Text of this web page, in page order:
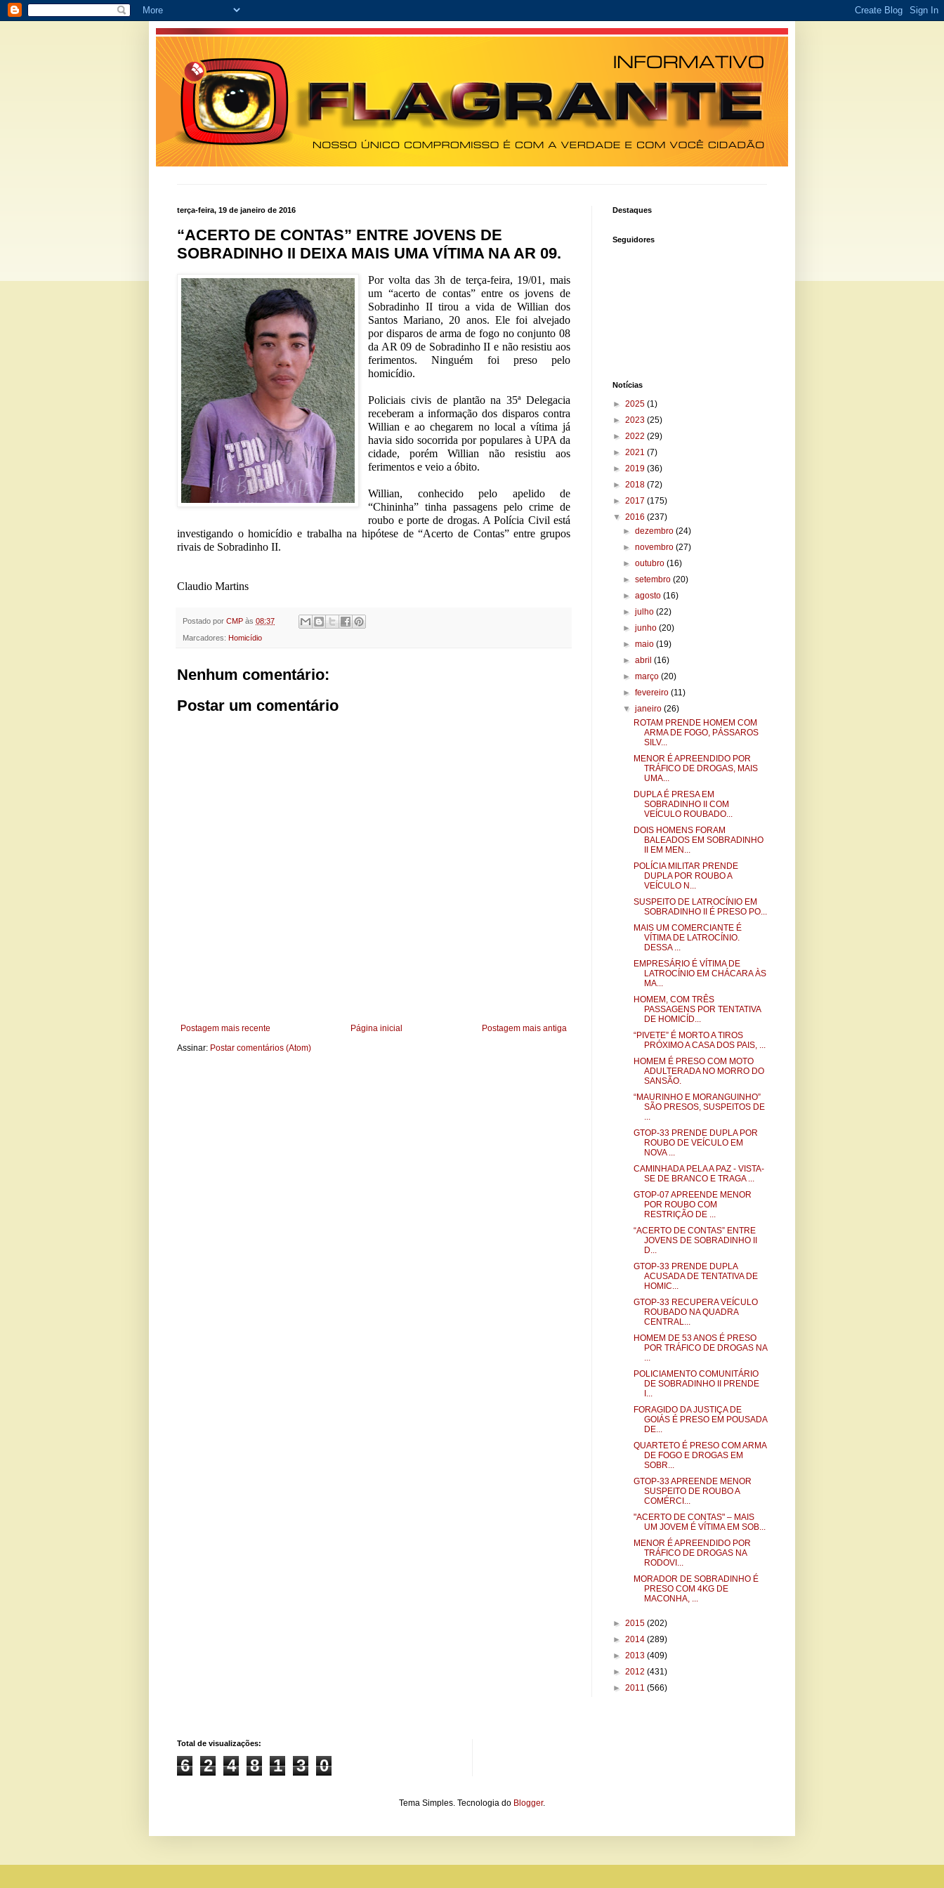
terça-feira, 19 de janeiro de 2016
“ACERTO DE CONTAS” ENTRE JOVENS DE
SOBRADINHO II DEIXA MAIS UMA VÍTIMA NA AR 09.
Por volta das 3h de terça-feira, 19/01, mais
um “acerto de contas” entre os jovens de
Sobradinho II tirou a vida de Willian dos
Santos Mariano, 20 anos. Ele foi alvejado
por disparos de arma de fogo no conjunto 08
da AR 09 de Sobradinho II e não resistiu aos
ferimentos. Ninguém foi preso pelo
homicídio.
Policiais civis de plantão na 35ª Delegacia
receberam a informação dos disparos contra
Willian e ao chegarem no local a vítima já
havia sido socorrida por populares à UPA da
cidade, porém Willian não resistiu aos
ferimentos e veio a óbito.
Willian, conhecido pelo apelido de
“Chininha” tinha passagens pelo crime de
roubo e porte de drogas. A Polícia Civil está
investigando o homicídio e trabalha na hipótese de “Acerto de Contas” entre grupos
rivais de Sobradinho II.
Claudio Martins
Postado por CMP às 08:37
Marcadores: Homicídio
Nenhum comentário:
Postar um comentário
Postagem mais recente Postagem mais antiga
Página inicial
Assinar: Postar comentários (Atom)
Destaques
Seguidores
Notícias
► 2025 (1)
► 2023 (25)
► 2022 (29)
► 2021 (7)
► 2019 (36)
► 2018 (72)
► 2017 (175)
▼ 2016 (237)
►dezembro(24)
►novembro(27)
►outubro(16)
►setembro(20)
►agosto(16)
►julho(22)
►junho(20)
►maio(19)
►abril(16)
►março(20)
►fevereiro(11)
▼janeiro(26)
ROTAM PRENDE HOMEM COM
ARMA DE FOGO, PÁSSAROS
SILV...
MENOR É APREENDIDO POR
TRÁFICO DE DROGAS, MAIS
UMA...
DUPLA É PRESA EM
SOBRADINHO II COM
VEÍCULO ROUBADO...
DOIS HOMENS FORAM
BALEADOS EM SOBRADINHO
II EM MEN...
POLÍCIA MILITAR PRENDE
DUPLA POR ROUBO A
VEÍCULO N...
SUSPEITO DE LATROCÍNIO EM
SOBRADINHO II É PRESO PO...
MAIS UM COMERCIANTE É
VÍTIMA DE LATROCÍNIO.
DESSA ...
EMPRESÁRIO É VÍTIMA DE
LATROCÍNIO EM CHÁCARA ÀS
MA...
HOMEM, COM TRÊS
PASSAGENS POR TENTATIVA
DE HOMICÍD...
“PIVETE” É MORTO A TIROS
PRÓXIMO A CASA DOS PAIS, ...
HOMEM É PRESO COM MOTO
ADULTERADA NO MORRO DO
SANSÃO.
“MAURINHO E MORANGUINHO”
SÃO PRESOS, SUSPEITOS DE
...
GTOP-33 PRENDE DUPLA POR
ROUBO DE VEÍCULO EM
NOVA ...
CAMINHADA PELA A PAZ - VISTA-
SE DE BRANCO E TRAGA ...
GTOP-07 APREENDE MENOR
POR ROUBO COM
RESTRIÇÃO DE ...
“ACERTO DE CONTAS” ENTRE
JOVENS DE SOBRADINHO II
D...
GTOP-33 PRENDE DUPLA
ACUSADA DE TENTATIVA DE
HOMIC...
GTOP-33 RECUPERA VEÍCULO
ROUBADO NA QUADRA
CENTRAL...
HOMEM DE 53 ANOS É PRESO
POR TRÁFICO DE DROGAS NA
...
POLICIAMENTO COMUNITÁRIO
DE SOBRADINHO II PRENDE
I...
FORAGIDO DA JUSTIÇA DE
GOIÁS É PRESO EM POUSADA
DE...
QUARTETO É PRESO COM ARMA
DE FOGO E DROGAS EM
SOBR...
GTOP-33 APREENDE MENOR
SUSPEITO DE ROUBO A
COMÉRCI...
"ACERTO DE CONTAS" – MAIS
UM JOVEM É VÍTIMA EM SOB...
MENOR É APREENDIDO POR
TRÁFICO DE DROGAS NA
RODOVI...
MORADOR DE SOBRADINHO É
PRESO COM 4KG DE
MACONHA, ...
► 2015 (202)
► 2014 (289)
► 2013 (409)
► 2012 (431)
► 2011 (566)
Total de visualizações:
6 2 4 8 1 3 0
Tema Simples. Tecnologia do Blogger.